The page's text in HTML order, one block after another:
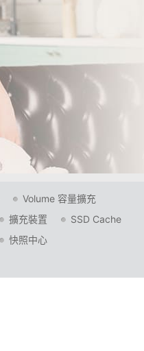
Volume 容量擴充
擴充裝置
SSD Cache
快照中心